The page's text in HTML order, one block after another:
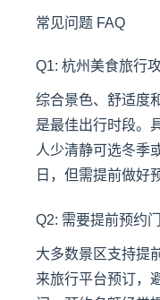
常见问题 FAQ
Q1: 杭州美食旅行
综合景色、舒适度
是最佳出行时段。
人少清静可选冬季
日，但需提前做好
Q2: 需要提前预约门
大多数景区支持提
来旅行平台预订，